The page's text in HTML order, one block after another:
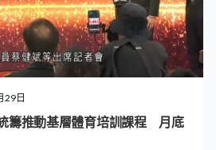
29日
籌推動基層體育培訓課程 月底